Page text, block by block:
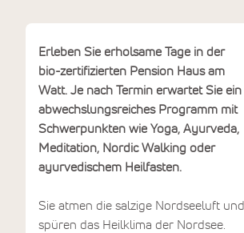
Erleben Sie erholsame Tage in der
bio-zertifizierten Pension Haus am
Watt. Je nach Termin erwartet Sie ein
abwechslungsreiches Programm mit
Schwerpunkten wie Yoga, Ayurveda,
Meditation, Nordic Walking oder
ayurvedischem Heilfasten.
Sie atmen die salzige Nordseeluft und
spüren das Heilklima der Nordsee.